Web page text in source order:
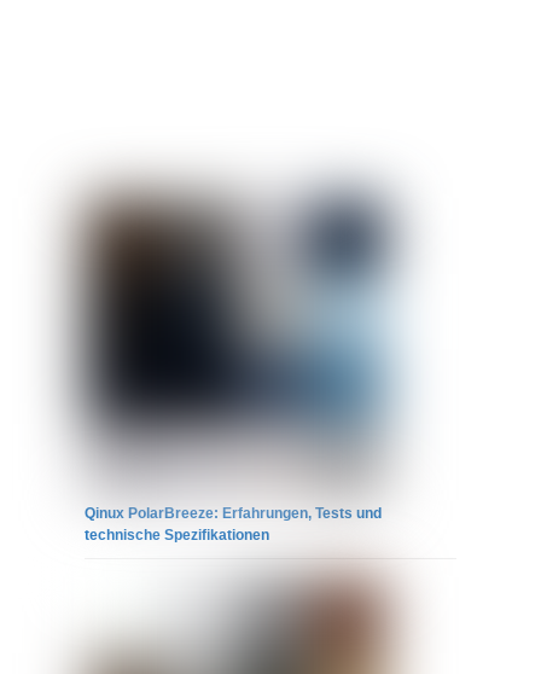
Qinux PolarBreeze: Erfahrungen, Tests und
technische Spezifikationen